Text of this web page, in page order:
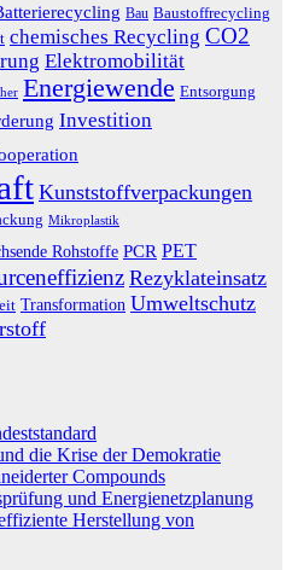
Bau Baustoffrecycling
chemisches Recycling CO2
Elektromobilität
Energiewende Entsorgung
Investition
Kunststoffverpackungen
Mikroplastik
Rohstoffe PCR PET
Rezyklateinsatz
Transformation Umweltschutz
die Krise der Demokratie
Compounds
und Energienetzplanung
Herstellung von